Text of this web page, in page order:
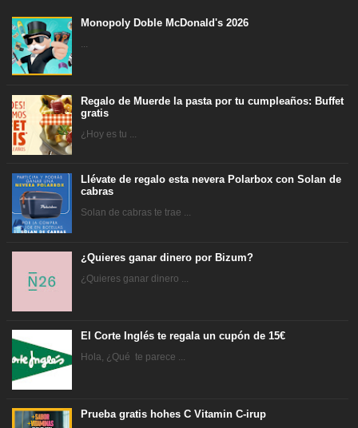
Monopoly Doble McDonald's 2026
Regalo de Muerde la pasta por tu cumpleaños: Buffet
gratis
¿Hoy es tu ...
Llévate de regalo esta nevera Polarbox con Solan de
cabras
Solan de cabras te trae ...
¿Quieres ganar dinero por Bizum?
¿Quieres ganar dinero ...
El Corte Inglés te regala un cupón de 15€
Hola, ¿Qué te parece ...
Prueba gratis hohes C Vitamin C-irup